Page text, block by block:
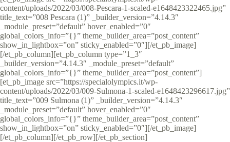
content/uploads/2022/03/008-Pescara-1-scaled-e1648423322465.jpg”
title_text=”008 Pescara (1)” _builder_version=”4.14.3″
_module_preset=”default” hover_enabled=”0″
global_colors_info=”{}” theme_builder_area=”post_content”
show_in_lightbox=”on” sticky_enabled=”0″][/et_pb_image]
[/et_pb_column][et_pb_column type=”1_3″
_builder_version=”4.14.3″ _module_preset=”default”
global_colors_info=”{}” theme_builder_area=”post_content”]
[et_pb_image src=”https://specialolympics.it/wp-
content/uploads/2022/03/009-Sulmona-1-scaled-e1648423296617.jpg”
title_text=”009 Sulmona (1)” _builder_version=”4.14.3″
_module_preset=”default” hover_enabled=”0″
global_colors_info=”{}” theme_builder_area=”post_content”
show_in_lightbox=”on” sticky_enabled=”0″][/et_pb_image]
[/et_pb_column][/et_pb_row][/et_pb_section]